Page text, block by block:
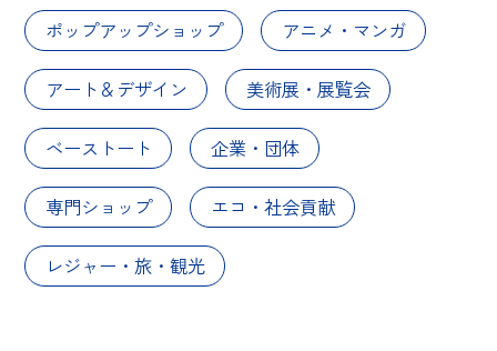
ポップアップショップ アニメ・マンガ
アート＆デザイン 美術展・展覧会
ベーストート 企業・団体
専門ショップ エコ・社会貢献
レジャー・旅・観光